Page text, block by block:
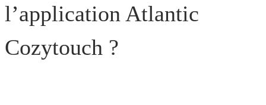
l’application Atlantic
Cozytouch ?